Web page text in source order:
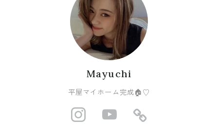
Mayuchi
平屋マイホーム完成🏠♡
http://https://